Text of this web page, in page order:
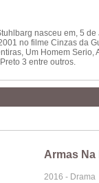
nasceu em, 5
no filme Cinzas da
Um Homem Serio,
3 entre outros.
Armas Na
2016 - Drama